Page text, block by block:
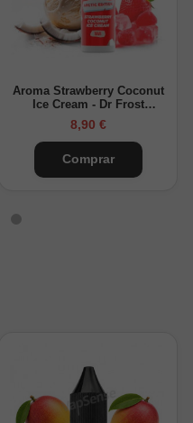
Kuba 700 y todos los
en Vapsense.
Aroma Strawberry Coconut
Ice Cream - Dr Frost
Longfill
8,90 €
Comprar